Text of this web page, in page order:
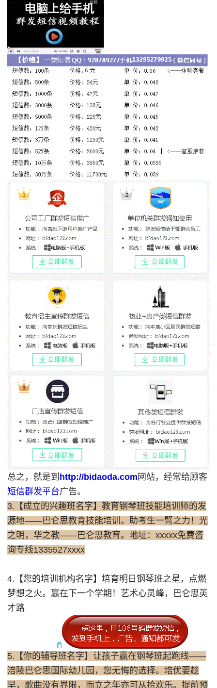
总之，就是到 http://bidaoda.com 网站，经常给顾客
短信群发平台广告。
3.【成立的兴趣班名字】教育钢琴班技能培训师的发
源地——巴仑思教育技能培训。助考生一臂之力！光
之明，华之教——巴仑思教育。地址：xxxxx免费咨
询专线1335527xxxx
4.【您的培训机构名字】培育明日钢琴班之星，点燃
梦想之火。赢在下一个学期！艺术心灵峰，巴仑思英
才路
5.【你的辅导班名字】让孩子赢在钢琴班起跑线——
涪陵巴仑思国际幼儿园，您无悔的选择。培优要趁
早，歌曲没有界限，而立之年亦可从拾欢乐。提前预